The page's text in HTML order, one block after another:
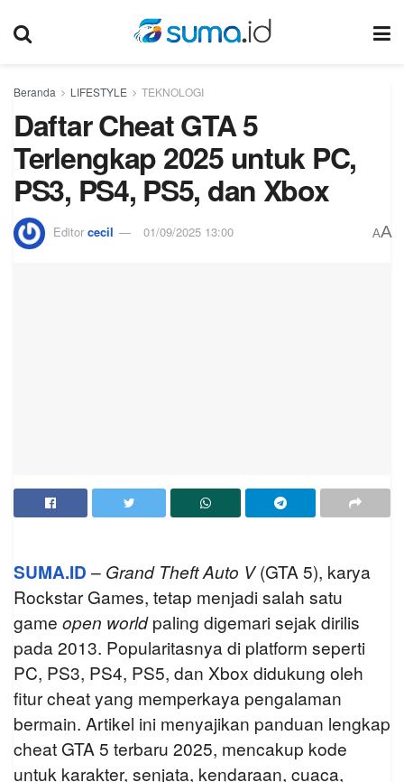
Beranda LIFESTYLE TEKNOLOGI
Daftar Cheat GTA 5
Terlengkap 2025 untuk PC,
PS3, PS4, PS5, dan Xbox
Editor cecil 01/09/2025 13:00 AA
SUMA.ID – Grand Theft Auto V(GTA 5), karya
Rockstar Games, tetap menjadi salah satu
game open worldpaling digemari sejak dirilis
pada 2013. Popularitasnya di platform seperti
PC, PS3, PS4, PS5, dan Xbox didukung oleh
fitur cheat yang memperkaya pengalaman
bermain. Artikel ini menyajikan panduan lengkap
cheat GTA 5 terbaru 2025, mencakup kode
untuk karakter, senjata, kendaraan, cuaca,